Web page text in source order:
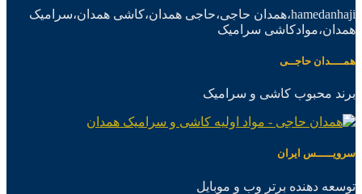
hamedanhaji،همدان حاجی،حاجی همدان،کاشی همدان،سرامیک
همدان،موادکاشی سرامیک
همــــدان حاجــی
برند محبوب کاشی و سرامیک
سرویـــــس ایران
توسعه دهنده برتر وب و موبایل